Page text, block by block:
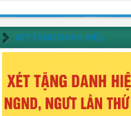
XÉT TẶNG DANH HIỆU